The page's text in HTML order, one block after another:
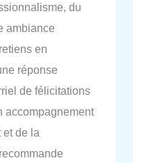
du
ambiance
en
réponse
de félicitations
accompagnement
et de la